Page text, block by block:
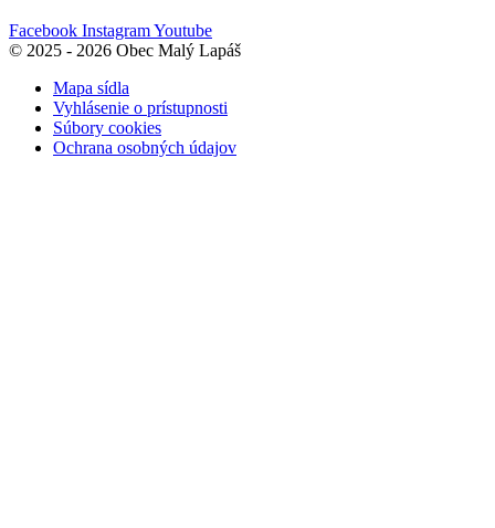
Facebook InstagramYoutube
© 2025 - 2026 Obec Malý Lapáš
Mapa sídla
Vyhlásenie o prístupnosti
Súbory cookies
Ochrana osobných údajov